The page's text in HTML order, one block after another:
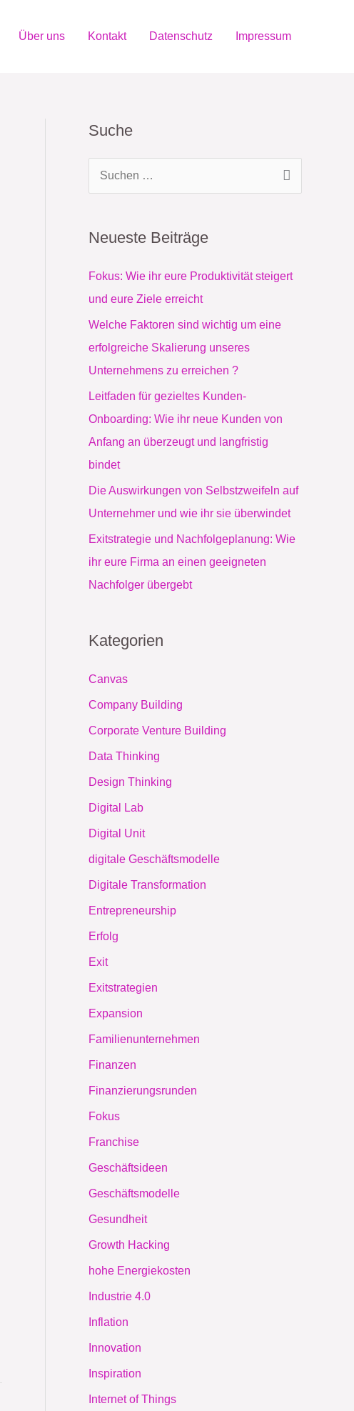
Über uns Kontakt Datenschutz Impressum
Suche
e
n
Neueste Beiträge
Fokus: Wie ihr eure Produktivität steigert
und eure Ziele erreicht
Welche Faktoren sind wichtig um eine
erfolgreiche Skalierung unseres
Unternehmens zu erreichen ?
Leitfaden für gezieltes Kunden-
Onboarding: Wie ihr neue Kunden von
Anfang an überzeugt und langfristig
bindet
Die Auswirkungen von Selbstzweifeln auf
Unternehmer und wie ihr sie überwindet
Exitstrategie und Nachfolgeplanung: Wie
ihr eure Firma an einen geeigneten
Nachfolger übergebt
Kategorien
Canvas
Company Building
Corporate Venture Building
Data Thinking
Design Thinking
Digital Lab
Digital Unit
digitale Geschäftsmodelle
Digitale Transformation
Entrepreneurship
Erfolg
Exit
Exitstrategien
Expansion
Familienunternehmen
Finanzen
Finanzierungsrunden
Fokus
Franchise
Geschäftsideen
Geschäftsmodelle
Gesundheit
Growth Hacking
hohe Energiekosten
Industrie 4.0
Inflation
Innovation
Inspiration
Internet of Things